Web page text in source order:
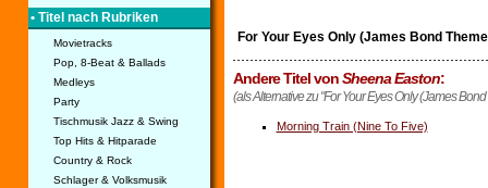
• Titel nach Rubriken
Movietracks
Pop, 8-Beat & Ballads
Medleys
Party
Tischmusik Jazz & Swing
Top Hits & Hitparade
Country & Rock
Schlager & Volksmusik
For Your Eyes Only (James Bond
Andere Titel vonSheena Easton:
(als Alternative zu "For Your Eyes Only (James
Morning Train (Nine To Five)